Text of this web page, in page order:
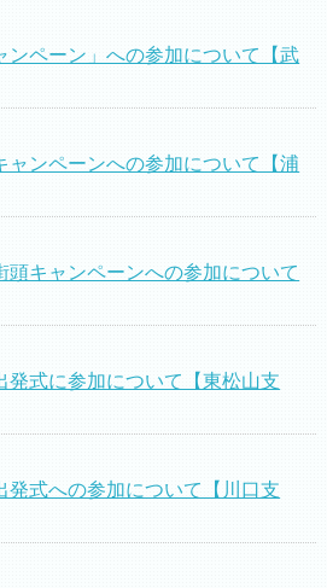
ンペーン」への参加について【武
ャンペーンへの参加について【浦
頭キャンペーンへの参加について
発式に参加について【東松山支
発式への参加について【川口支